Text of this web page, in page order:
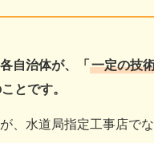
自治体が、「 一定の技
とです。
、水道局指定工事店で